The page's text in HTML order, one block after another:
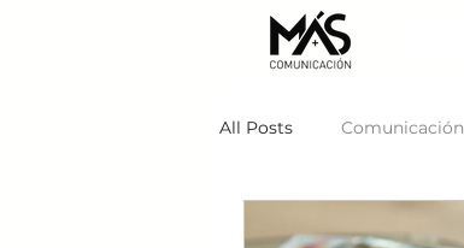
All Posts Comunicación